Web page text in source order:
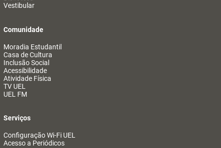
Vestibular
Comunidade
Moradia Estudantil
Casa de Cultura
Inclusão Social
Acessibilidade
Atividade Física
TV UEL
UEL FM
Serviços
Configuração Wi-Fi UEL
Acesso a Periódicos